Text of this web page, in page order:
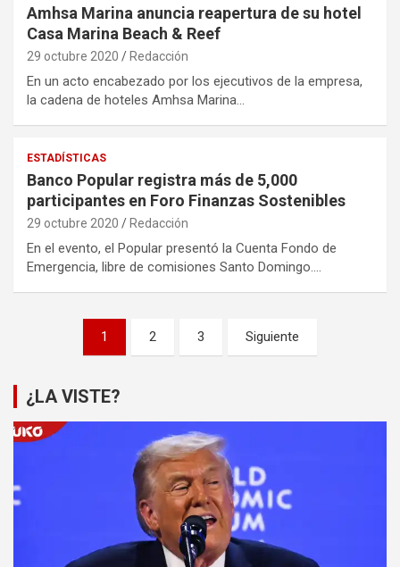
Amhsa Marina anuncia reapertura de su hotel
Casa Marina Beach & Reef
29 octubre 2020 Redacción
En un acto encabezado por los ejecutivos de la empresa,
la cadena de hoteles Amhsa Marina…
ESTADÍSTICAS
Banco Popular registra más de 5,000
participantes en Foro Finanzas Sostenibles
29 octubre 2020 Redacción
En el evento, el Popular presentó la Cuenta Fondo de
Emergencia, libre de comisiones Santo Domingo.…
Paginación
entradas
1 2 3 Siguiente
¿LA VISTE?